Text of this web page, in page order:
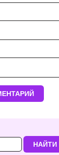
НАЙТИ